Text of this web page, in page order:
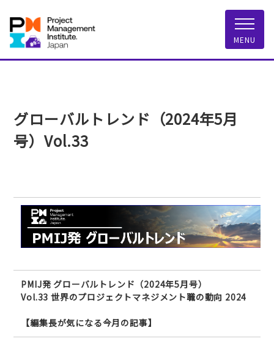
一般社団法人 PMI
MENU
グローバルトレンド（2024年5月
号）Vol.33
PMIJ発 グローバルトレンド（2024年5月号）
Vol.33 世界のプロジェクトマネジメント職の動向 2024
【編集長が気になる今月の記事】